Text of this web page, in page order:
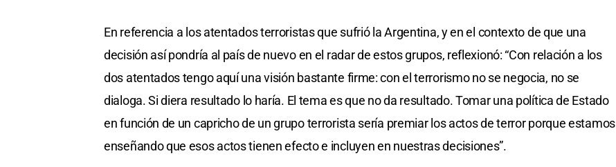
En referencia a los atentados terroristas que sufrió la Argentina, y en el contexto de que una
decisión así pondría al país de nuevo en el radar de estos grupos, reflexionó: “Con relación a los
dos atentados tengo aquí una visión bastante firme: con el terrorismo no se negocia, no se
dialoga. Si diera resultado lo haría. El tema es que no da resultado. Tomar una política de Estado
en función de un capricho de un grupo terrorista sería premiar los actos de terror porque estamos
enseñando que esos actos tienen efecto e incluyen en nuestras decisiones”.